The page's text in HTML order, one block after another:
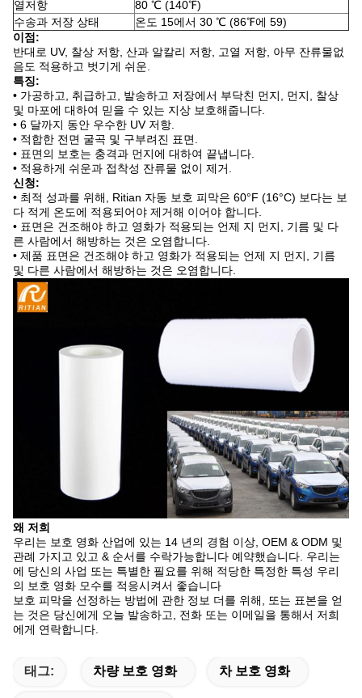
열저항
80 ℃ (140℉)
수송과 저장 상태
온도 15에서 30 ℃ (86℉에 59)
이점:
반대로 UV, 찰상 저항, 산과 알칼리 저항, 고열 저항, 아무 잔류물없
음도 적용하고 벗기게 쉬운.
특징:
• 가공하고, 취급하고, 발송하고 저장에서 부닥친 먼지, 먼지, 찰상
및 마포에 대하여 믿을 수 있는 지상 보호해줍니다.
• 6 달까지 동안 우수한 UV 저항.
• 적합한 전면 굴곡 및 구부려진 표면.
• 표면의 보호는 충격과 먼지에 대하여 끝냅니다.
• 적용하게 쉬운과 접착성 잔류물 없이 제거.
신청:
• 최적 성과를 위해, Ritian 자동 보호 피막은 60°F (16°C) 보다는 보
다 적게 온도에 적용되어야 제거해 이어야 합니다.
• 표면은 건조해야 하고 영화가 적용되는 언제 지 먼지, 기름 및 다
른 사람에서 해방하는 것은 오염합니다.
• 제품 표면은 건조해야 하고 영화가 적용되는 언제 지 먼지, 기름
및 다른 사람에서 해방하는 것은 오염합니다.
왜 저희
우리는 보호 영화 산업에 있는 14 년의 경험 이상, OEM & ODM 및
관례 가지고 있고 & 순서를 수락가능합니다 예약했습니다. 우리는
에 당신의 사업 또는 특별한 필요를 위해 적당한 특정한 특성 우리
의 보호 영화 모수를 적응시켜서 좋습니다
보호 피막을 선정하는 방법에 관한 정보 더를 위해, 또는 표본을 얻
는 것은 당신에게 오늘 발송하고, 전화 또는 이메일을 통해서 저희
에게 연락합니다.
태그: 차량 보호 영화 차 보호 영화